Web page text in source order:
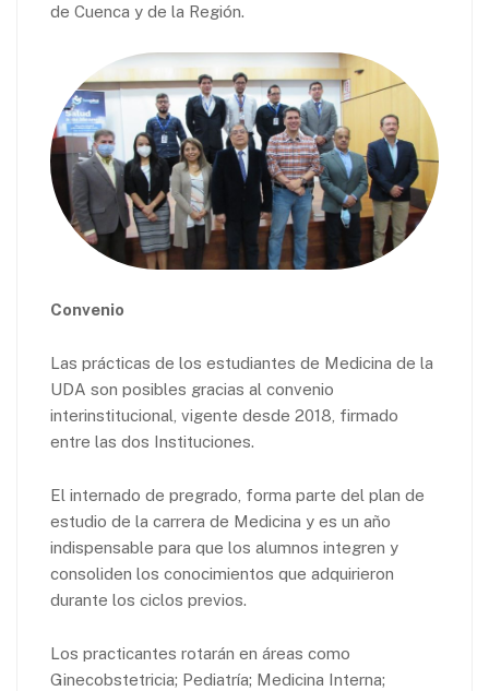
de Cuenca y de la Región.
Convenio
Las prácticas de los estudiantes de Medicina de la
UDA son posibles gracias al convenio
interinstitucional, vigente desde 2018, firmado
entre las dos Instituciones.
El internado de pregrado, forma parte del plan de
estudio de la carrera de Medicina y es un año
indispensable para que los alumnos integren y
consoliden los conocimientos que adquirieron
durante los ciclos previos.
Los practicantes rotarán en áreas como
Ginecobstetricia; Pediatría; Medicina Interna;